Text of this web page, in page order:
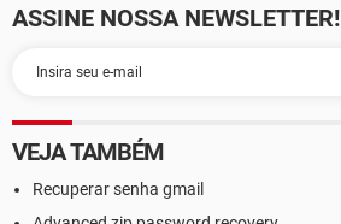
ASSINE NOSSA NEWSLETTER!
VEJA TAMBÉM
Recuperar senha gmail